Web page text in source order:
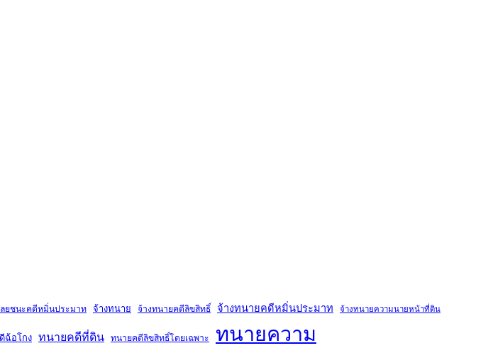
ลยชนะคดีหมิ่นประมาท จ้างทนาย จ้างทนายคดีลิขสิทธิ์ จ้างทนายคดีหมิ่นประมาท จ้างทนายความนายหน้าที่ดิน
ฉ้อโกง ทนายคดีที่ดิน ทนายคดีลิขสิทธิ์โดยเฉพาะ ทนายความ